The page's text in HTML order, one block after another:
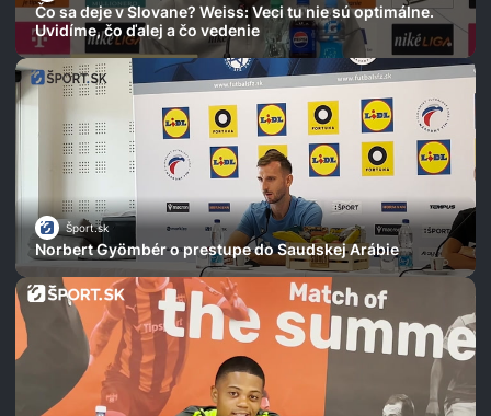
Čo sa deje v Slovane? Weiss: Veci tu nie sú optimálne.
Uvidíme, čo ďalej a čo vedenie
Šport.sk
Norbert Gyömbér o prestupe do Saudskej Arábie